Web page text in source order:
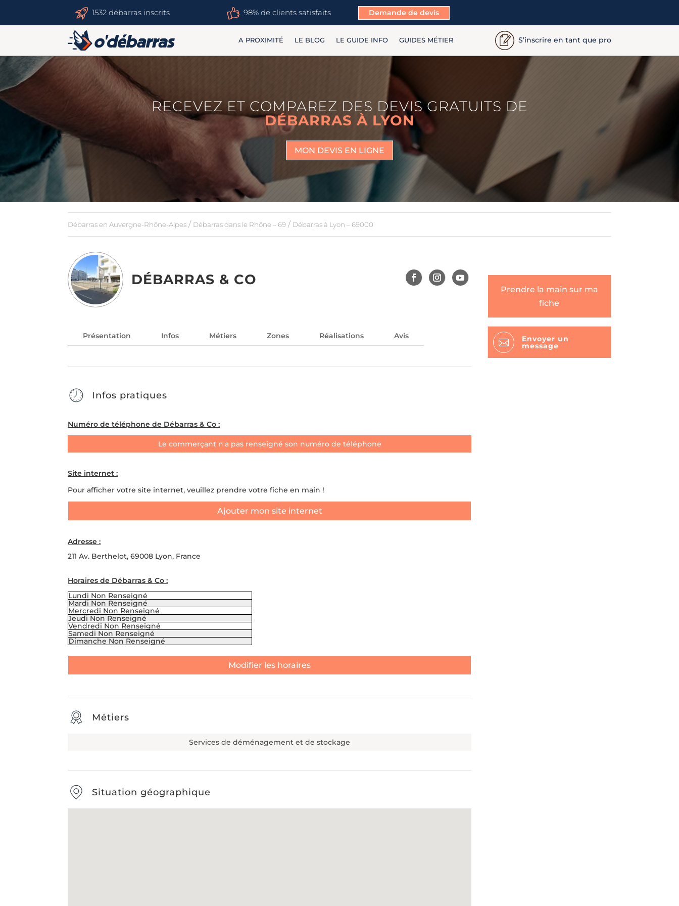
1532 débarras inscrits 98% de clients satisfaits Demande de devis
A PROXIMITÉ LE BLOG LE GUIDE INFO GUIDES MÉTIER S’inscrire en tant que pro
RECEVEZ ET COMPAREZ DES DEVIS GRATUITS DE
DÉBARRAS À LYON
MON DEVIS EN LIGNE
Débarras en Auvergne-Rhône-Alpes / Débarras dans le Rhône – 69 / Débarras à Lyon – 69000
DÉBARRAS & CO
Présentation Infos Métiers Zones Réalisations Avis
Infos pratiques
Numéro de téléphone de Débarras & Co :
Le commerçant n'a pas renseigné son numéro de téléphone
Site internet :
Pour afficher votre site internet, veuillez prendre votre fiche en main !
Ajouter mon site internet
Adresse :
211 Av. Berthelot, 69008 Lyon, France
Horaires de Débarras & Co :
Lundi Non Renseigné
Mardi Non Renseigné
Mercredi Non Renseigné
Jeudi Non Renseigné
Vendredi Non Renseigné
Samedi Non Renseigné
Dimanche Non Renseigné
Modifier les horaires
Métiers
Services de déménagement et de stockage
Situation géographique
Prendre la main sur ma
fiche
 Envoyer un
message